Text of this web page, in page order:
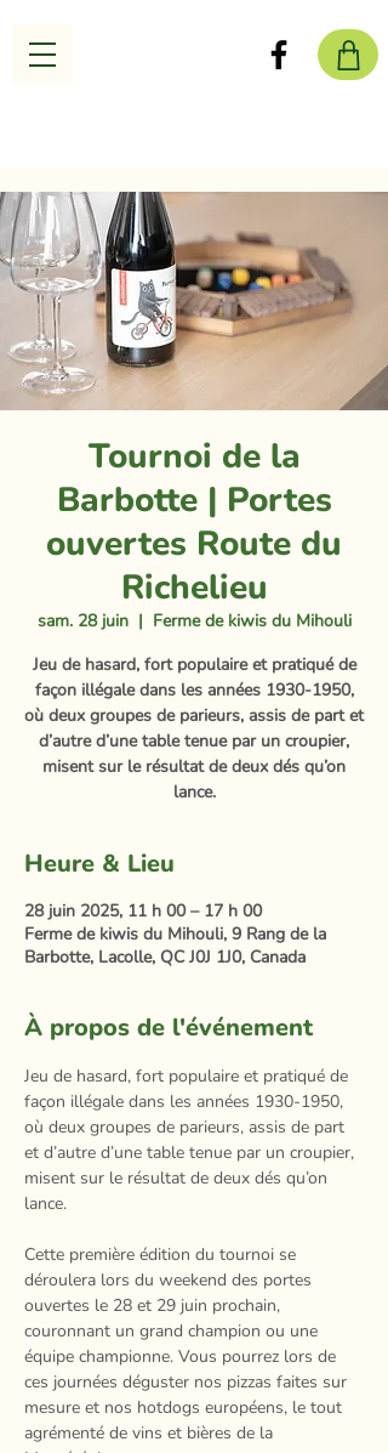
Tournoi de la
Barbotte | Portes
ouvertes Route du
Richelieu
sam. 28 juin
  |
Ferme de kiwis du Mihouli
Jeu de hasard, fort populaire et pratiqué de
façon illégale dans les années 1930-1950,
où deux groupes de parieurs, assis de part et
d’autre d’une table tenue par un croupier,
misent sur le résultat de deux dés qu’on
lance.
Heure & Lieu
28 juin 2025, 11 h 00 – 17 h 00
Ferme de kiwis du Mihouli, 9 Rang de la
Barbotte, Lacolle, QC J0J 1J0, Canada
À propos de l'événement
Jeu de hasard, fort populaire et pratiqué de
façon illégale dans les années 1930-1950,
où deux groupes de parieurs, assis de part
et d’autre d’une table tenue par un croupier,
misent sur le résultat de deux dés qu’on
lance.
Cette première édition du tournoi se
déroulera lors du weekend des portes
ouvertes le 28 et 29 juin prochain,
couronnant un grand champion ou une
équipe championne. Vous pourrez lors de
ces journées déguster nos pizzas faites sur
mesure et nos hotdogs européens, le tout
agrémenté de vins et bières de la